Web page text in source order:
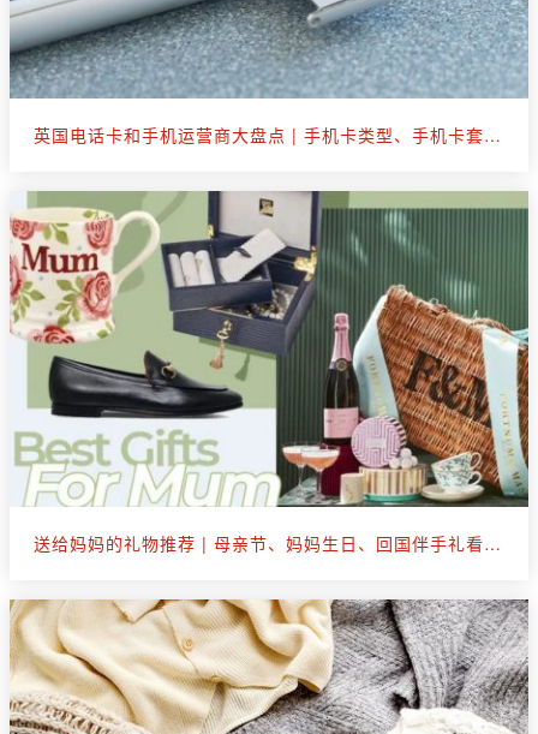
英国电话卡和手机运营商大盘点 | 手机卡类型、手机卡套餐选购
送给妈妈的礼物推荐 | 母亲节、妈妈生日、回国伴手礼看这篇就够了